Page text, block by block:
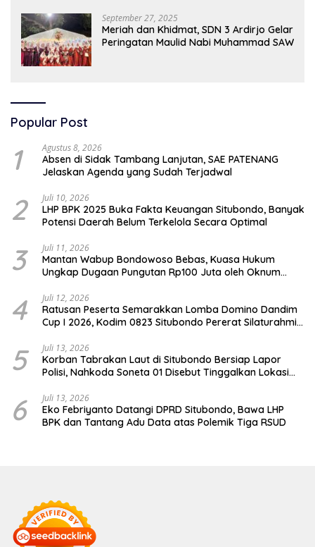
September 27, 2025
Meriah dan Khidmat, SDN 3 Ardirjo Gelar
Peringatan Maulid Nabi Muhammad SAW
Popular Post
1 Agustus 8, 2026
Absen di Sidak Tambang Lanjutan, SAE PATENANG
Jelaskan Agenda yang Sudah Terjadwal
2 Juli 10, 2026
LHP BPK 2025 Buka Fakta Keuangan Situbondo, Banyak
Potensi Daerah Belum Terkelola Secara Optimal
3 Juli 11, 2026
Mantan Wabup Bondowoso Bebas, Kuasa Hukum
Ungkap Dugaan Pungutan Rp100 Juta oleh Oknum
4 Juli 12, 2026
Ratusan Peserta Semarakkan Lomba Domino Dandim
Cup I 2026, Kodim 0823 Situbondo Pererat Silaturahmi
5 Juli 13, 2026
Korban Tabrakan Laut di Situbondo Bersiap Lapor
Polisi, Nahkoda Soneta 01 Disebut Tinggalkan Lokasi
6 Juli 13, 2026
Eko Febriyanto Datangi DPRD Situbondo, Bawa LHP
BPK dan Tantang Adu Data atas Polemik Tiga RSUD